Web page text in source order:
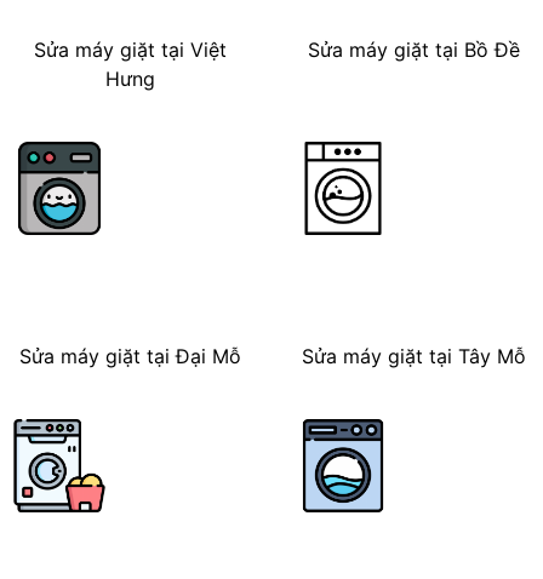
Sửa máy giặt tại Việt
Hưng
Sửa máy giặt tại Bồ Đề
Sửa máy giặt tại Đại Mỗ Sửa máy giặt tại Tây Mỗ